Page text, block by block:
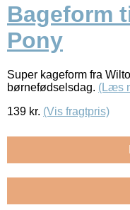
Bageform
Pony
Super kageform fra
børnefødselsdag. (Læs
139 kr. (Vis fragtpris)